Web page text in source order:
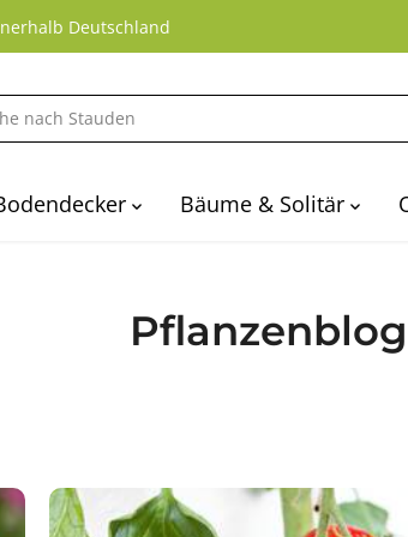
Deutschland
Bäume & Solitär
Pflanzenblog